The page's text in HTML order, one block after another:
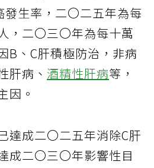
生率，二〇二五年為每
，二〇三〇年為每十萬
B、C肝積極防治，非病
肝病、 酒精性肝病等，
因。
達成二〇二五年消除C肝
成二〇三〇年影響性目